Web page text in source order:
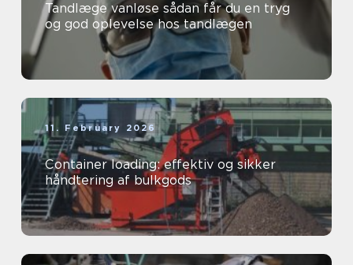
Tandlæge vanløse sådan får du en tryg
og god oplevelse hos tandlægen
11. February 2026
Container loading: effektiv og sikker
håndtering af bulkgods